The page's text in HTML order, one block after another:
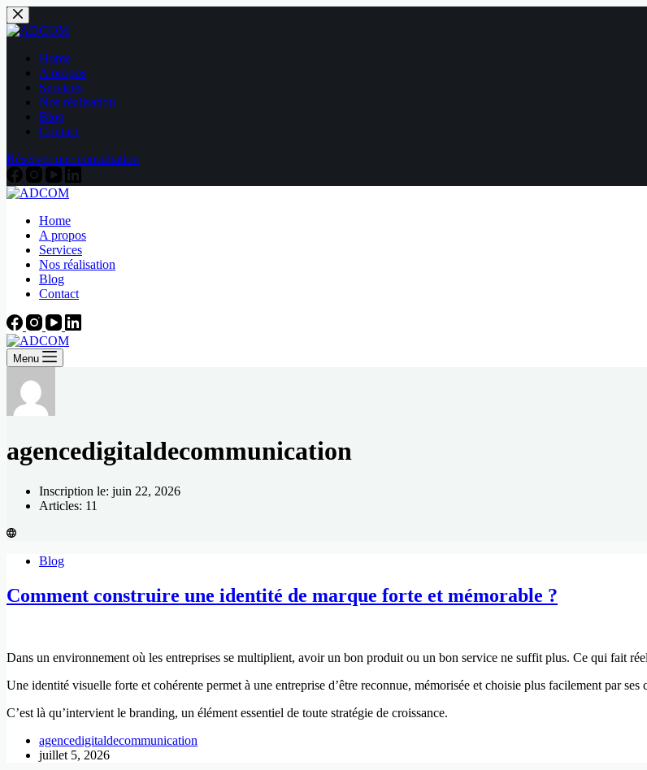
Passer
au
Home
A propos
Services
Nos réalisation
Blog
Contact
Réserver une consultation
Home
A propos
Services
Nos réalisation
Blog
Contact
Menu
agencedigitaldecommunication
Inscription le: juin 22, 2026
Articles: 11
Blog
Comment construire une identité de marque forte et mémorable ?
Dans un environnement où les entreprises se multiplient, avoir un bon produit ou un bon service ne suffit plus. Ce qui fait
Une identité visuelle forte et cohérente permet à une entreprise d’être reconnue, mémorisée et choisie plus facilement par ses
C’est là qu’intervient le branding, un élément essentiel de toute stratégie de croissance.
agencedigitaldecommunication
juillet 5, 2026